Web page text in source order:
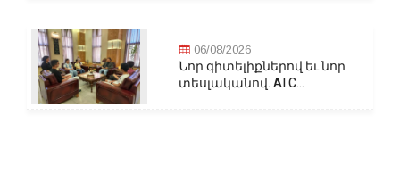
06/08/2026
Նոր գիտելիքներով եւ նոր
տեսլականով. AI C...